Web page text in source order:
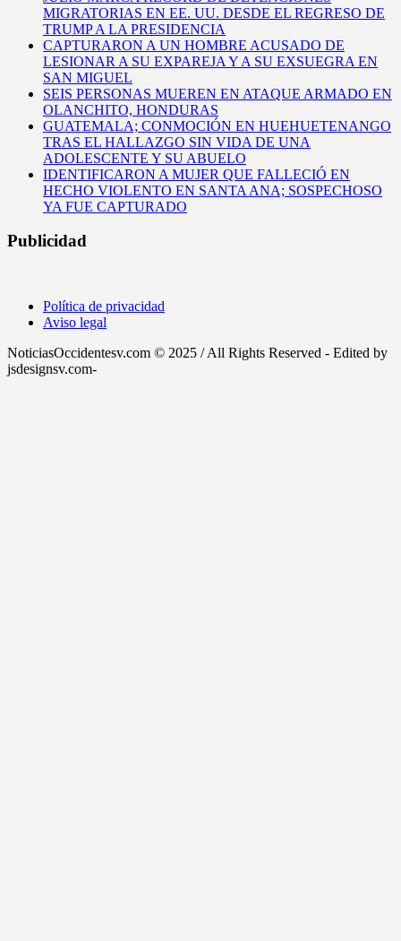
MIGRATORIAS EN EE. UU. DESDE EL REGRESO DE
TRUMP A LA PRESIDENCIA
CAPTURARON A UN HOMBRE ACUSADO DE
LESIONAR A SU EXPAREJA Y A SU EXSUEGRA EN
SAN MIGUEL
SEIS PERSONAS MUEREN EN ATAQUE ARMADO EN
OLANCHITO, HONDURAS
GUATEMALA; CONMOCIÓN EN HUEHUETENANGO
TRAS EL HALLAZGO SIN VIDA DE UNA
ADOLESCENTE Y SU ABUELO
IDENTIFICARON A MUJER QUE FALLECIÓ EN
HECHO VIOLENTO EN SANTA ANA; SOSPECHOSO
YA FUE CAPTURADO
Publicidad
Política de privacidad
Aviso legal
NoticiasOccidentesv.com © 2025 / All Rights Reserved - Edited by
jsdesignsv.com-